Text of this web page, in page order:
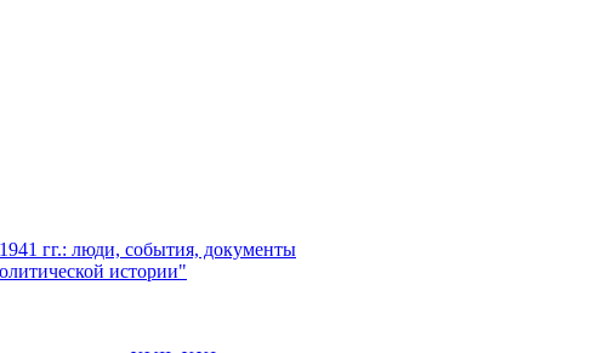
гг.: люди, события, документы
истории"